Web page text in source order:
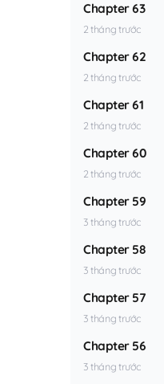
Chapter 63
2 tháng trước
Chapter 62
2 tháng trước
Chapter 61
2 tháng trước
Chapter 60
2 tháng trước
Chapter 59
3 tháng trước
Chapter 58
3 tháng trước
Chapter 57
3 tháng trước
Chapter 56
3 tháng trước